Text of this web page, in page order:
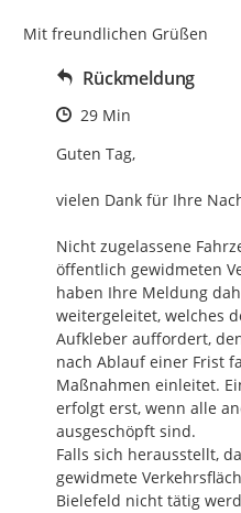
Mit freundlichen Grüßen
Rückmeldung
Zeitpunkt des Erstellens
29 Min
Guten Tag,
vielen Dank für Ihre
Nicht zugelassene
öffentlich gewidmeten
haben Ihre Meldung
weitergeleitet, welches
Aufkleber auffordert,
nach Ablauf einer Frist
Maßnahmen einleitet.
erfolgt erst, wenn alle
ausgeschöpft sind.
Falls sich herausstellt,
gewidmete
Bielefeld nicht tätig